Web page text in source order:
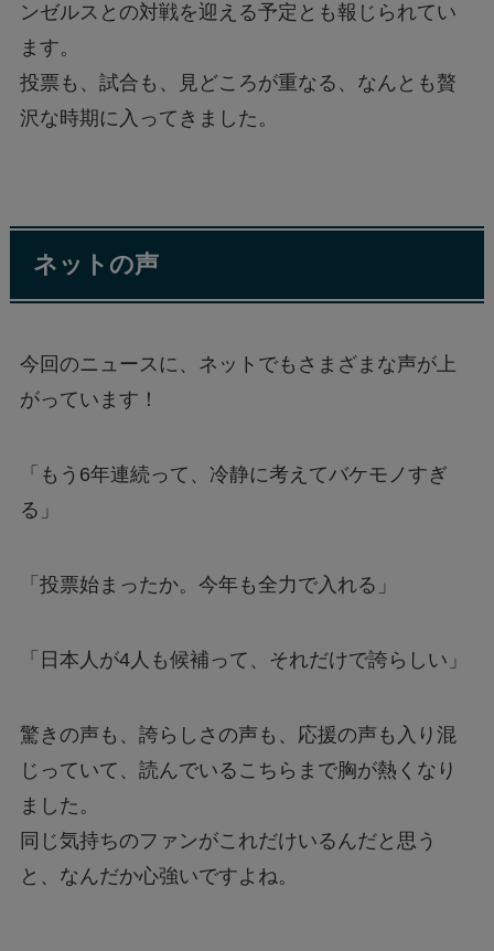
ンゼルスとの対戦を迎える予定とも報じられてい
ます。
投票も、試合も、見どころが重なる、なんとも贅
沢な時期に入ってきました。
ネットの声
今回のニュースに、ネットでもさまざまな声が上
がっています！
「もう6年連続って、冷静に考えてバケモノすぎ
る」
「投票始まったか。今年も全力で入れる」
「日本人が4人も候補って、それだけで誇らしい」
驚きの声も、誇らしさの声も、応援の声も入り混
じっていて、読んでいるこちらまで胸が熱くなり
ました。
同じ気持ちのファンがこれだけいるんだと思う
と、なんだか心強いですよね。